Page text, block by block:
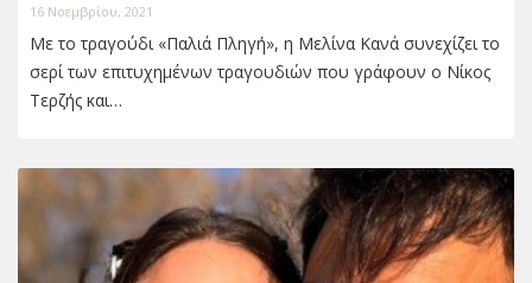
16 Νοεμβρίου, 2021
Με το τραγούδι «Παλιά Πληγή», η Μελίνα Κανά συνεχίζει το
σερί των επιτυχημένων τραγουδιών που γράφουν ο Νίκος
Τερζής και…